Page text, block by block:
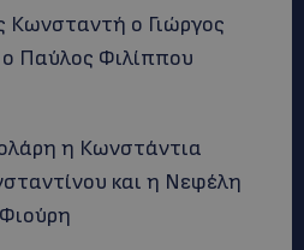
Κωνσταντή ο Γιώργος
ο Παύλος Φιλίππου
η Κωνστάντια
και η Νεφέλη
Φιούρη